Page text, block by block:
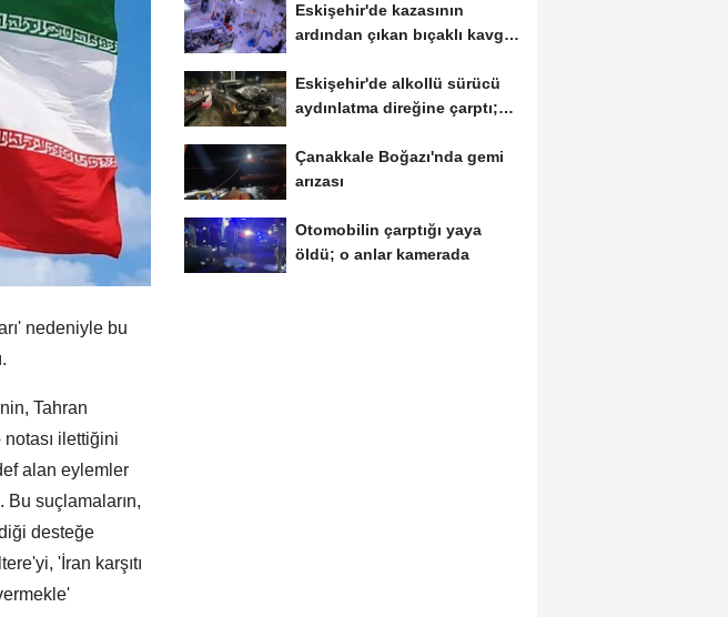
nedeniyle bu
Tahran
ilettiğini
alan eylemler
Bu suçlamaların,
desteğe
'İran karşıtı
Eskişehir'de kazasının
ardından çıkan bıçaklı kavga
Eskişehir'de alkollü sürücü
aydınlatma direğine çarptı;
Çanakkale Boğazı'nda gemi
arızası
Otomobilin çarptığı yaya
öldü; o anlar kamerada